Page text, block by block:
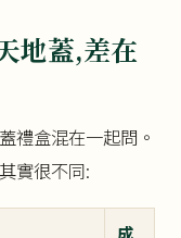
地蓋,差在
禮盒混在一起問。
實很不同:
成